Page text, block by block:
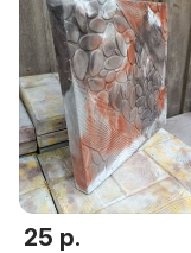
25 р.